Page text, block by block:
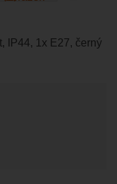
IP44, 1x E27, černý